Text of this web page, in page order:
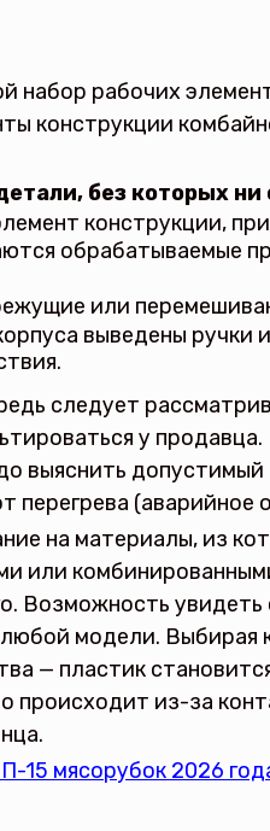
набор рабочих
конструкции
без которых
конструкции,
обрабатываемые
или
выведены
следует
у
выяснить
перегрева (аварийное
на материалы, из
или
Возможность
модели. Выбирая
— пластик
происходит из-за
15 мясорубок 2026